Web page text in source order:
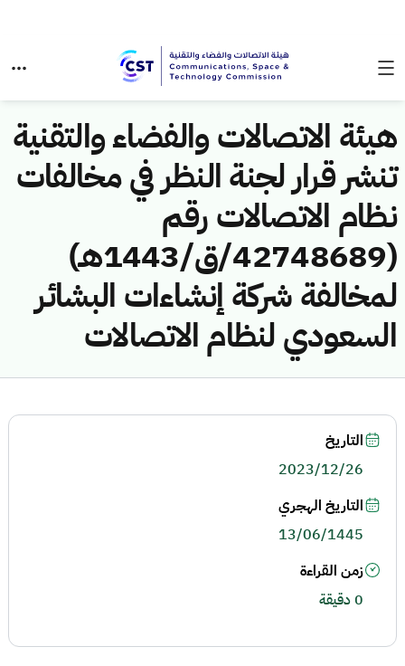
هيئة الاتصالات والفضاء والتقنية
تنشر قرار لجنة النظر في مخالفات
نظام الاتصالات رقم
(42748689/ق/1443هـ)
لمخالفة شركة إنشاءات البشائر
السعودي لنظام الاتصالات
التاريخ
2023/12/26
التاريخ الهجري
13/06/1445
زمن القراءة
0 دقيقة